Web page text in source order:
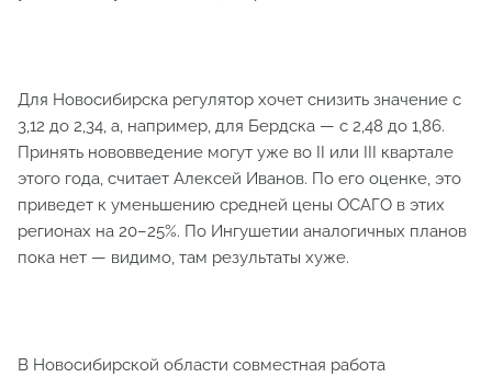
Для Новосибирска регулятор хочет снизить значение с
3,12 до 2,34, а, например, для Бердска — с 2,48 до 1,86.
Принять нововведение могут уже во II или III квартале
этого года, считает Алексей Иванов. По его оценке, это
приведет к уменьшению средней цены ОСАГО в этих
регионах на 20–25%. По Ингушетии аналогичных планов
пока нет — видимо, там результаты хуже.
В Новосибирской области совместная работа